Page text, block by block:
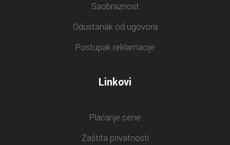
Saobraznost
Odustanak od ugovora
Postupak reklamacije
Linkovi
Plaćanje cene
Zaštita privatnosti